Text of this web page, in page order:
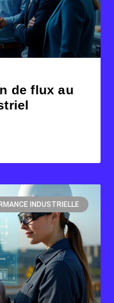
de flux au
INDUSTRIELLE